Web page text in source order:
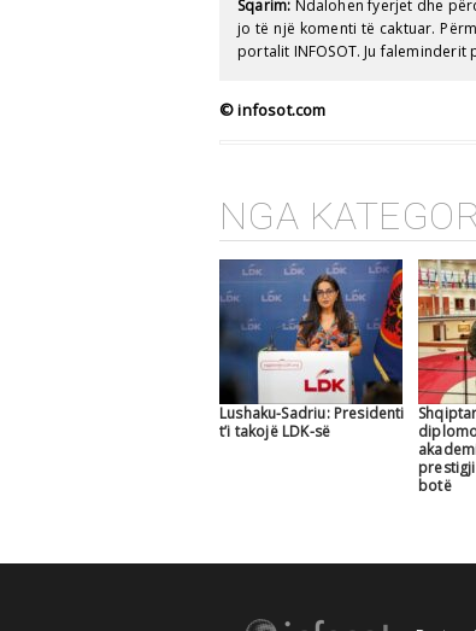
Sqarim: Ndalohen fyerjet dhe
jo të një komenti të caktuar.
portalit INFOSOT. Ju faleminderit
© infosot.com
NGA
Lushaku-Sadriu: Presidenti
t’i takojë LDK-së
botë